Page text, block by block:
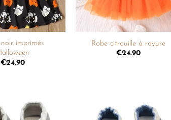
imprimés
€24.90
Robe citrouille à rayure
€24.90
Ajouter
Ajouter